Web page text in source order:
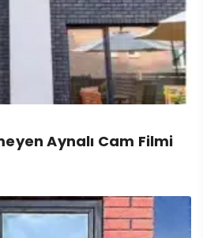
Aynalı Cam Filmi